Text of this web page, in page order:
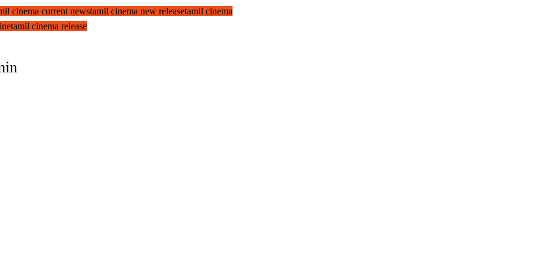
cinema current newstamil cinema new releasetamil cinema
tamil cinema release